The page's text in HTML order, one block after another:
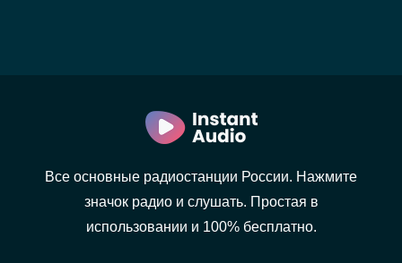
Все основные радиостанции России. Нажмите
значок радио и слушать. Простая в
использовании и 100% бесплатно.